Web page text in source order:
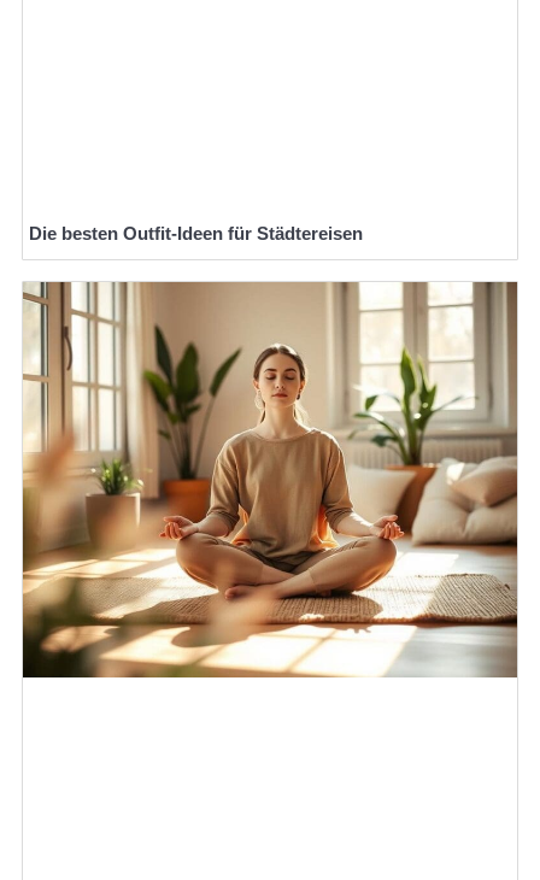
Die besten Outfit-Ideen für Städtereisen